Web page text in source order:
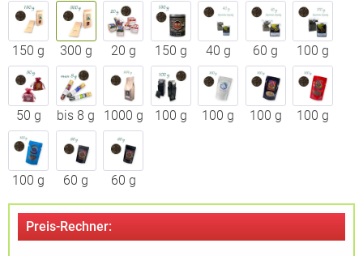
150 g 300 g 20 g 150 g 40 g 60 g 100 g
50 g bis 8 g 1000 g 100 g 100 g 100 g 100 g
100 g 60 g 60 g
Preis-Rechner: